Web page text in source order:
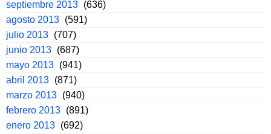
septiembre 2013 (636)
agosto 2013 (591)
julio 2013 (707)
junio 2013 (687)
mayo 2013 (941)
abril 2013 (871)
marzo 2013 (940)
febrero 2013 (891)
enero 2013 (692)